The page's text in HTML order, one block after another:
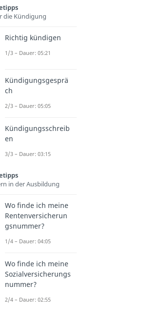
die Kündigung
Richtig kündigen
1/3 – Dauer: 05:21
Kündigungsgesprä
ch
2/3 – Dauer: 05:05
Kündigungsschreib
en
3/3 – Dauer: 03:15
in der Ausbildung
Wo finde ich meine
Rentenversicherun
gsnummer?
1/4 – Dauer: 04:05
Wo finde ich meine
Sozialversicherungs
nummer?
2/4 – Dauer: 02:55